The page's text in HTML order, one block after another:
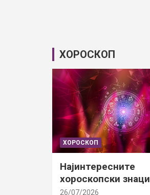
ХОРОСКОП
ХОРОСКОП
Најинтересните
хороскопски знаци
26/07/2026